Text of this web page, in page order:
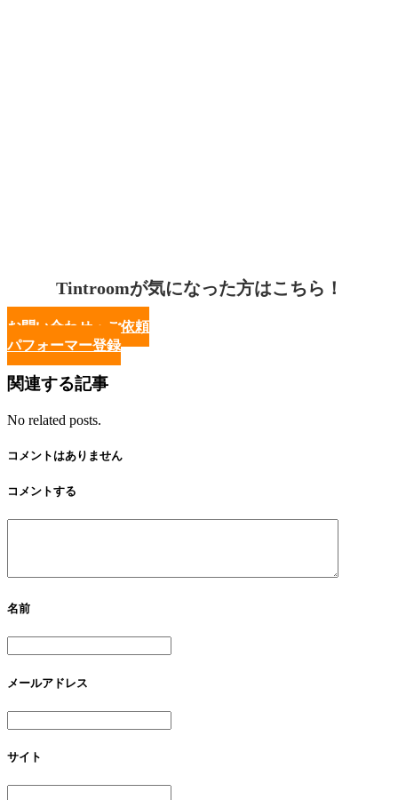
Tintroomが気になった方はこちら！
お問い合わせ・ご依頼
パフォーマー登録
関連する記事
No related posts.
コメントはありません
コメントする
名前
メールアドレス
サイト